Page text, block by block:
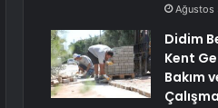
Ağustos
Didim
Kent
Bakım